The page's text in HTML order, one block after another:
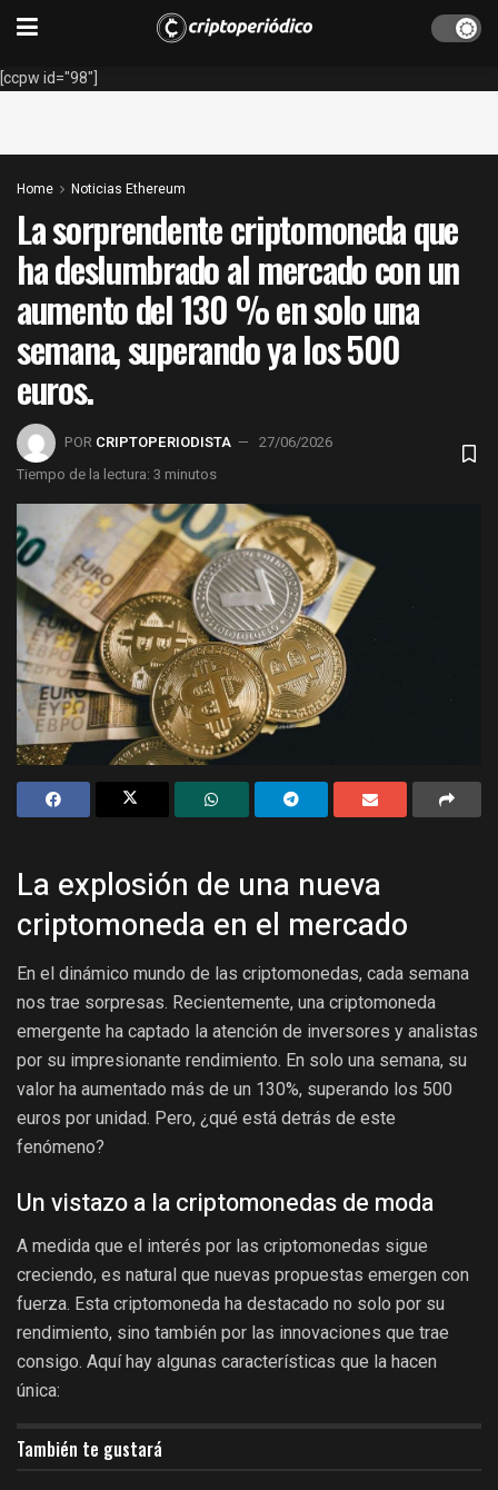
[ccpw id="98"]
Home Noticias Ethereum
La sorprendente criptomoneda que
ha deslumbrado al mercado con un
aumento del 130 % en solo una
semana, superando ya los 500
euros.
POR CRIPTOPERIODISTA
27/06/2026
Tiempo de la lectura: 3 minutos
La explosión de una nueva
criptomoneda en el mercado
En el dinámico mundo de las criptomonedas, cada semana
nos trae sorpresas. Recientemente, una criptomoneda
emergente ha captado la atención de inversores y analistas
por su impresionante rendimiento. En solo una semana, su
valor ha aumentado más de un 130%, superando los 500
euros por unidad. Pero, ¿qué está detrás de este
fenómeno?
Un vistazo a la criptomonedas de moda
A medida que el interés por las criptomonedas sigue
creciendo, es natural que nuevas propuestas emergen con
fuerza. Esta criptomoneda ha destacado no solo por su
rendimiento, sino también por las innovaciones que trae
consigo. Aquí hay algunas características que la hacen
única:
También te gustará